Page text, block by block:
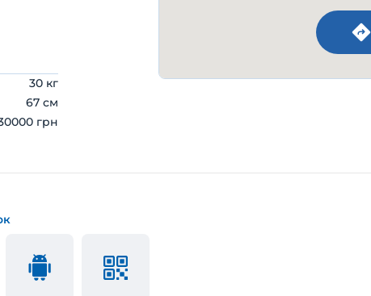
30 кг
67 см
грн